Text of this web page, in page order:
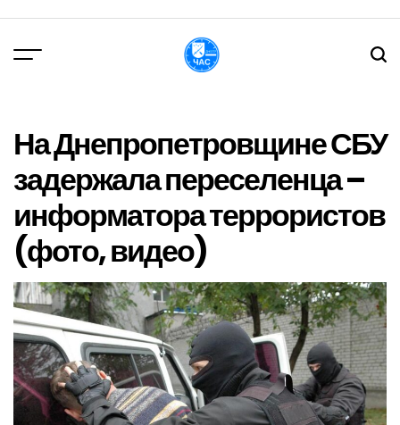
вмісту
На Днепропетровщине СБУ
задержала переселенца –
информатора террористов
(фото, видео)